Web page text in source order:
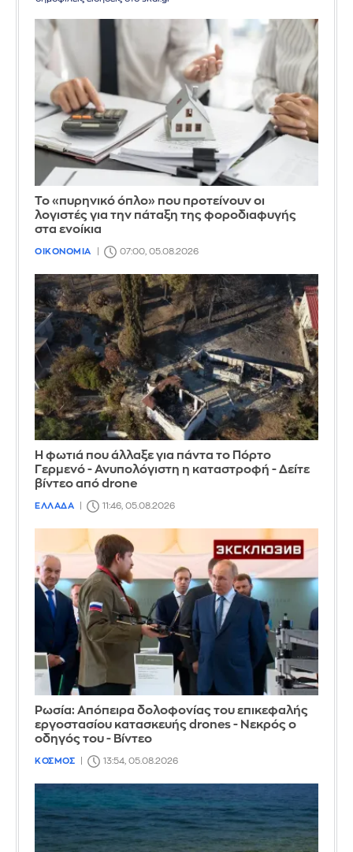
Το «πυρηνικό όπλο» που προτείνουν οι
λογιστές για την πάταξη της φοροδιαφυγής
στα ενοίκια
ΟΙΚΟΝΟΜΙΑ 07:00, 05.08.2026
Η φωτιά που άλλαξε για πάντα το Πόρτο
Γερμενό - Ανυπολόγιστη η καταστροφή - Δείτε
βίντεο από drone
ΕΛΛΑΔΑ 11:46, 05.08.2026
Ρωσία: Απόπειρα δολοφονίας του επικεφαλής
εργοστασίου κατασκευής drones - Νεκρός ο
οδηγός του - Βίντεο
ΚΟΣΜΟΣ 13:54, 05.08.2026